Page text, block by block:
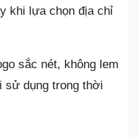
khi lựa chọn địa chỉ
sắc nét, không lem
sử dụng trong thời